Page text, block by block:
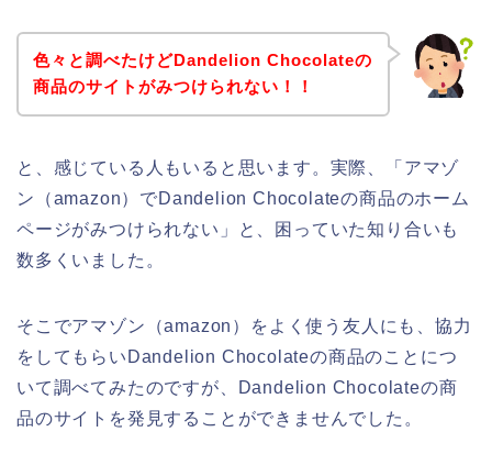
色々と調べたけどDandelion Chocolateの
商品のサイトがみつけられない！！
と、感じている人もいると思います。実際、「アマゾ
ン（amazon）でDandelion Chocolateの商品のホーム
ページがみつけられない」と、困っていた知り合いも
数多くいました。
そこでアマゾン（amazon）をよく使う友人にも、協力
をしてもらいDandelion Chocolateの商品のことにつ
いて調べてみたのですが、Dandelion Chocolateの商
品のサイトを発見することができませんでした。